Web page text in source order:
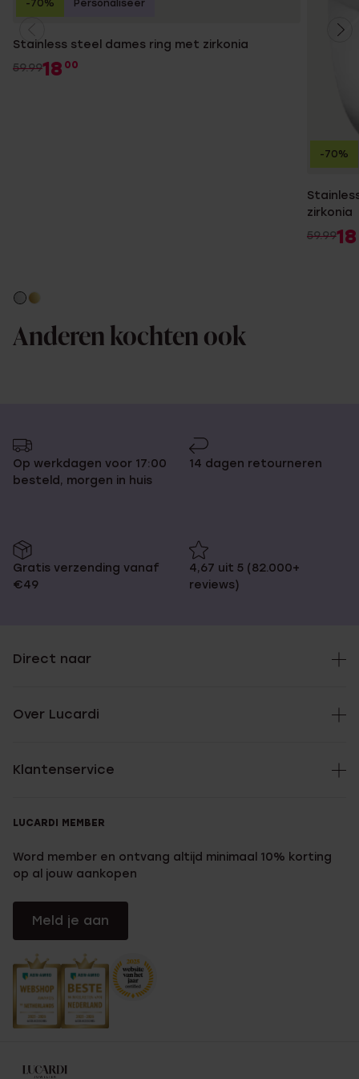
Stainless steel dames ring met zirkonia
59.9918 00
-70% Personaliseer
zirkonia
59.9918
-70%
Anderen kochten ook
Op werkdagen voor 17:00
besteld, morgen in huis
14 dagen retourneren
Gratis verzending vanaf
€49
4,67 uit 5 (82.000+
reviews)
Direct naar
Over Lucardi
Klantenservice
LUCARDI MEMBER
Word member en ontvang altijd minimaal 10% korting
op al jouw aankopen
Meld je aan